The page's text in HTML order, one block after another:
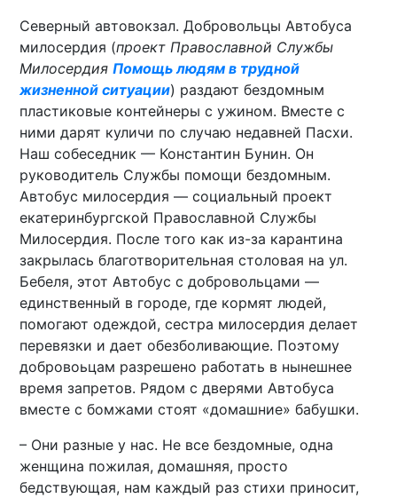
Северный автовокзал. Добровольцы Автобуса
милосердия (проект Православной Службы
МилосердияПомощь людям в трудной
жизненной ситуации) раздают бездомным
пластиковые контейнеры с ужином. Вместе с
ними дарят куличи по случаю недавней Пасхи.
Наш собеседник — Константин Бунин. Он
руководитель Службы помощи бездомным.
Автобус милосердия — социальный проект
екатеринбургской Православной Службы
Милосердия. После того как из-за карантина
закрылась благотворительная столовая на ул.
Бебеля, этот Автобус с добровольцами —
единственный в городе, где кормят людей,
помогают одеждой, сестра милосердия делает
перевязки и дает обезболивающие. Поэтому
добровоьцам разрешено работать в нынешнее
время запретов. Рядом с дверями Автобуса
вместе с бомжами стоят «домашние» бабушки.
– Они разные у нас. Не все бездомные, одна
женщина пожилая, домашняя, просто
бедствующая, нам каждый раз стихи приносит,